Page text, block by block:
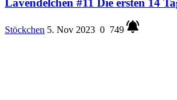
Lavendelchen #11 Die ersten 14
Stöckchen 5. Nov 2023 0 749